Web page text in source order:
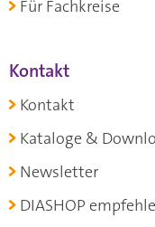
Für Fachkreise
Kontakt
Kontakt
Kataloge &
Newsletter
DIASHOP